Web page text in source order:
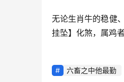
无论生肖牛的稳健
挂坠】化煞，属鸡
六畜之中他最勤